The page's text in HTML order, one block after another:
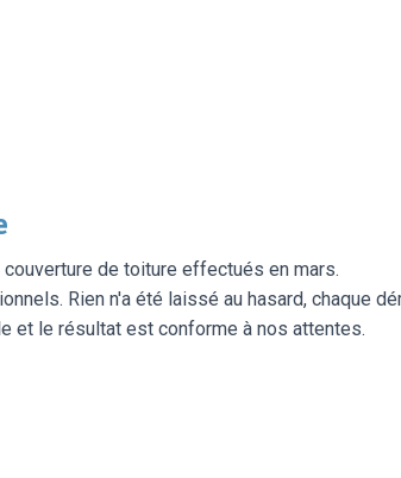
de toiture effectués en mars.
Rien n'a été laissé au hasard, chaque
et le résultat est conforme à nos attentes.